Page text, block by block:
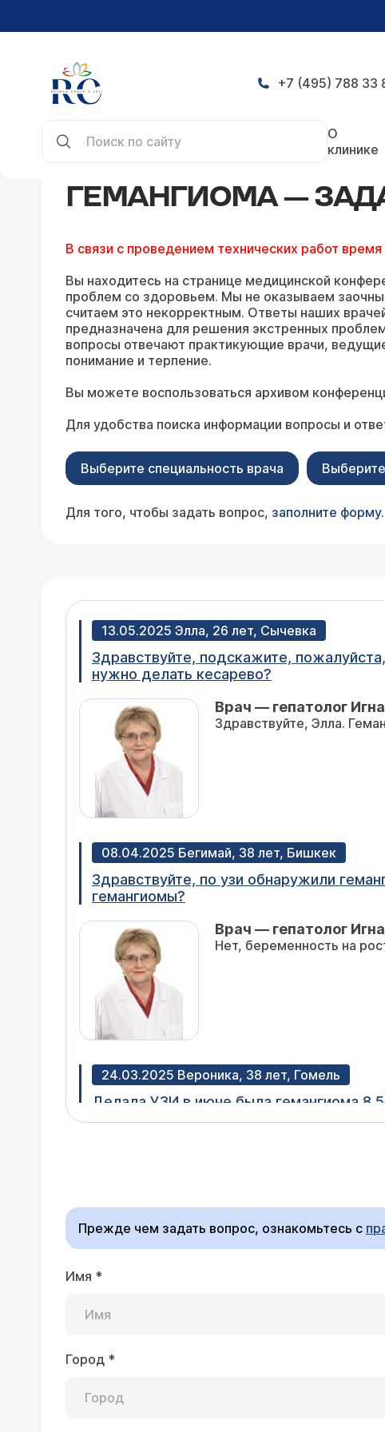
+7 (495) 788 33
О
клинике
ГЕМАНГИОМА —
В связи с проведением технических работ
Вы находитесь на странице медицинской
проблем со здоровьем. Мы не оказываем
считаем это некорректным. Ответы наших
предназначена для решения экстренных
вопросы отвечают практикующие врачи,
понимание и терпение.
Вы можете воспользоваться архивом
Для удобства поиска информации вопросы и
Выберите специальность врача
Для того, чтобы задать вопрос, заполните форму.
13.05.2025 Элла, 26 лет, Сычевка
Здравствуйте, подскажите,
нужно делать кесарево?
Врач — гепатолог
Здравствуйте, Элла.
08.04.2025 Бегимай, 38 лет, Бишкек
Здравствуйте, по узи обнаружили
гемангиомы?
Врач — гепатолог
Нет, беременность на
24.03.2025 Вероника, 38 лет, Гомель
Делала УЗИ в июне была гемангиома
рост? И ещё липоматоз
Врач — гепатолог
Если речь идет о гемангиоме печени, то ничего
медленно увеличиваться. У Вас
Здравствуйте. Принимаю на
препарат? Думаю на него, хотела
Нет препаратов,
гемангиомы (если
Прежде чем задать вопрос, ознакомьтесь с
Имя *
Город *